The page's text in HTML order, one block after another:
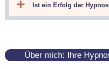
Ist ein Erfolg der
Vielen Dank für die großartige
– Google-Nutzer „Frankfurter B.“
Kann ich demnach
– Google-Nutzerin „Nina K.“
Dank Herrn Schrage konnte ich
– Google-Nutzerin „Neus V.“
Meine Panik vor Wespen war
– Google-Nutzerin „Lisa L.“
Zum ersten Mal seit Jahren
– Google-Nutzer „Achim K.“
Über mich: Ihre